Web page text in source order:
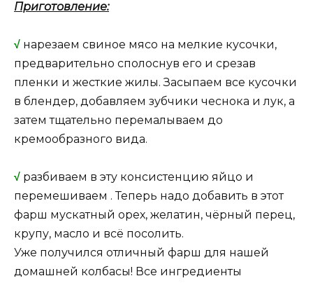
Приготовление:
√ нарезаем свиное мясо на мелкие кусочки,
предварительно сполоснув его и срезав
пленки и жесткие жилы. Засыпаем все кусочки
в блендер, добавляем зубчики чеснока и лук, а
затем тщательно перемалываем до
кремообразного вида.
√ разбиваем в эту консистенцию яйцо и
перемешиваем . Теперь надо добавить в этот
фарш мускатный орех, желатин, чёрный перец,
крупу, масло и всё посолить.
Уже получился отличный фарш для нашей
домашней колбасы! Все ингредиенты